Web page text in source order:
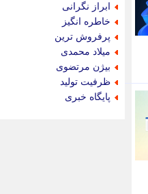
ابراز نگرانی
خاطره انگیز
پرفروش ترین
میلاد محمدی
بیژن مرتضوی
ظرفیت تولید
پایگاه خبری